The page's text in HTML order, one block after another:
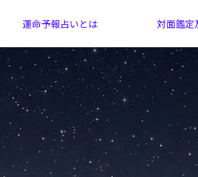
運命予報占いとは 対面鑑定
最恐の相性占い